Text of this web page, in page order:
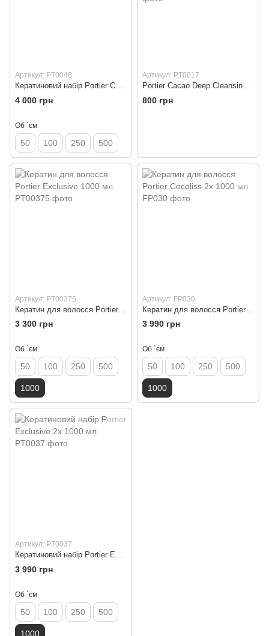
Артикул: PT0048
Кератиновий набір Portier Cacao 2x 1000 мл
4 000 грн
Об `єм
50 100 250 500
Артикул: PT0017
Portier Cacao Deep Cleansing Shampoo Шампунь для глибокого очищення 1000 мл
800 грн
Артикул: PT00375
3 300 грн
Об `єм
50 100 250 500
1000
Артикул: FP030
3 990 грн
Об `єм
50 100 250 500
1000
Артикул: PT0037
Кератиновий набір Portier Exclusive 2x 1000 мл
3 990 грн
Об `єм
50 100 250 500
1000